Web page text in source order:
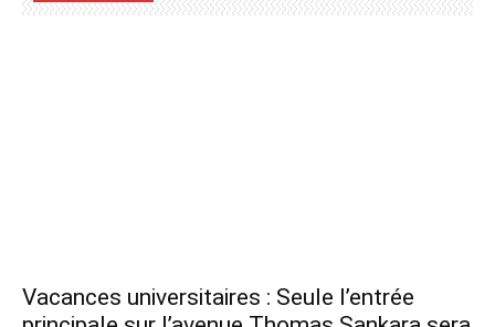
Vacances universitaires : Seule l’entrée